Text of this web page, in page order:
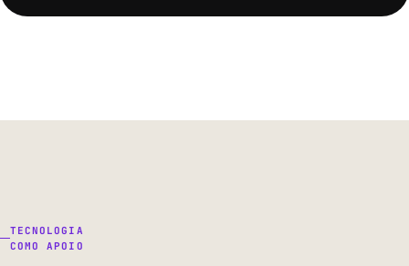
TECNOLOGIA
COMO APOIO